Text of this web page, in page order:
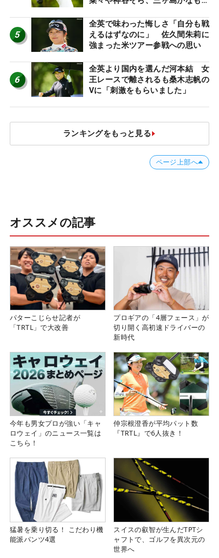
ロたちの“飛ばしギア”】
5
全英で味わった悔しさ「自分も戦
えるはずなのに」 佐久間朱莉に
強まった米ツアー参戦への思い
6
全英より国内を選んだ河本結 女
王レースで離されるも桑木志帆の
Vに「刺激をもらいました」
ランキングをもっと見る
ページ上部へ
オススメの記事
パターこじらせ記者が
「TRTL」で大改善
プロギアの「4層フェース」が
切り開く高初速ドライバーの
新時代
今年も男女プロが強い「キャ
ロウェイ」のニュース一覧は
こちら！
仲宗根澄香が平均パット数
『TRTL』で6人抜き！
猛暑を乗り切る！ こだわり機
能派パンツ4選
スイスの叡智が生んだTPTシ
ャフトで、ゴルフを異次元の
世界へ